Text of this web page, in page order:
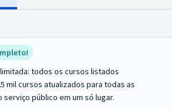
todos os cursos listados
mil cursos atualizados para todas as
serviço público em um só lugar.